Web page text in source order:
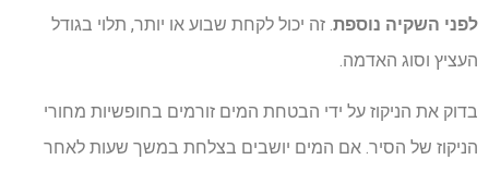
לפני השקיה נוספת . זה יכול לקחת שבוע או יותר, תלוי בגודל
העציץ וסוג האדמה.
בדוק את הניקוז על ידי הבטחת המים זורמים בחופשיות מחורי
הניקוז של הסיר. אם המים יושבים בצלחת במשך שעות לאחר